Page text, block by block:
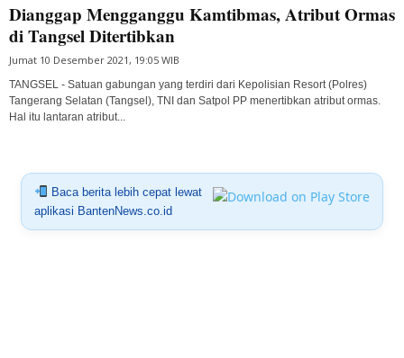
Dianggap Mengganggu Kamtibmas, Atribut Ormas
di Tangsel Ditertibkan
Jumat 10 Desember 2021, 19:05 WIB
TANGSEL - Satuan gabungan yang terdiri dari Kepolisian Resort (Polres)
Tangerang Selatan (Tangsel), TNI dan Satpol PP menertibkan atribut ormas.
Hal itu lantaran atribut...
Baca berita lebih cepat lewat
aplikasi BantenNews.co.id